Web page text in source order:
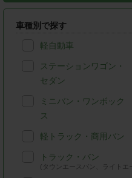
車種別で探す
軽自動車
ステーションワゴン・
セダン
ミニバン・ワンボック
ス
軽トラック・商用バン
トラック・バン
(タウンエースバン、ライトエ